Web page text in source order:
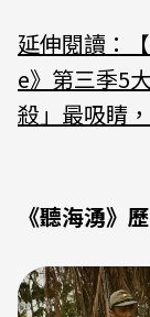
延伸閱讀：
e》第三季5
殺」最吸睛
《聽海湧》